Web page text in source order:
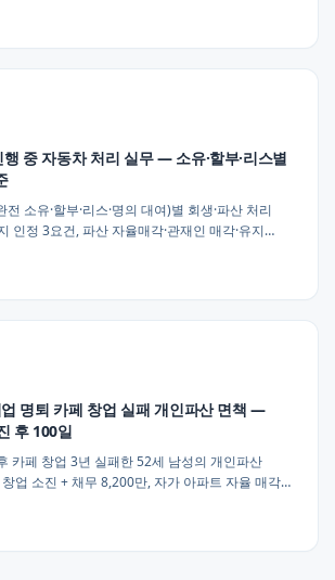
무 조언 3가지.
행 중 자동차 처리 실무 — 소유·할부·리스별
소유·할부·리스·명의 대여)별 회생·파산 처리
인정 3요건, 파산 자율매각·관재인 매각·유지
명퇴 카페 창업 실패 개인파산 면책 —
후 100일
카페 창업 3년 실패한 52세 남성의 개인파산
업 소진 + 채무 8,200만, 자가 아파트 자율 매각
금·폐업 즉시 상담).